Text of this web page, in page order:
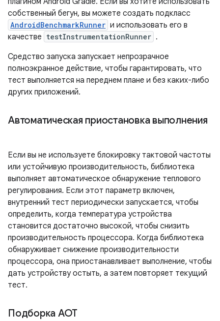
собственный бегун, вы можете создать подкласс
AndroidBenchmarkRunner и использовать его в
качестве testInstrumentationRunner .
Средство запуска запускает непрозрачное
полноэкранное действие, чтобы гарантировать, что
тест выполняется на переднем плане и без каких-либо
других приложений.
Автоматическая приостановка выполнения
Если вы не используете блокировку тактовой частоты
или устойчивую производительность, библиотека
выполняет автоматическое обнаружение теплового
регулирования. Если этот параметр включен,
внутренний тест периодически запускается, чтобы
определить, когда температура устройства
становится достаточно высокой, чтобы снизить
производительность процессора. Когда библиотека
обнаруживает снижение производительности
процессора, она приостанавливает выполнение, чтобы
дать устройству остыть, а затем повторяет текущий
тест.
Подборка АОТ